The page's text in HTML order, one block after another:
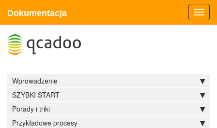
Dokumentacja
Wprowadzenie
SZYBKI START
Porady i triki
Przykładowe procesy